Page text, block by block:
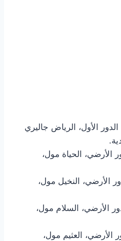
الأول، الرياض جاليري
الأرضي، الحياة مول،
الأرضي، النخيل مول،
الأرضي، السلام مول،
الأرضي، العثيم مول،